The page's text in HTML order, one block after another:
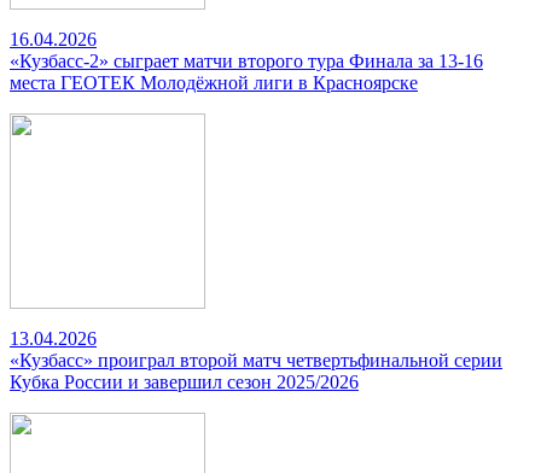
16.04.2026
«Кузбасс-2» сыграет матчи второго тура Финала за 13-16
места ГЕОТЕК Молодёжной лиги в Красноярске
13.04.2026
«Кузбасс» проиграл второй матч четвертьфинальной серии
Кубка России и завершил сезон 2025/2026